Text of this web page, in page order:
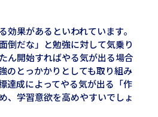
効果があるといわれています。
倒だな」と勉強に対して気乗り
ん開始すればやる気が出る場合
のとっかかりとしても取り組み
達成によってやる気が出る「作
、学習意欲を高めやすいでしょ